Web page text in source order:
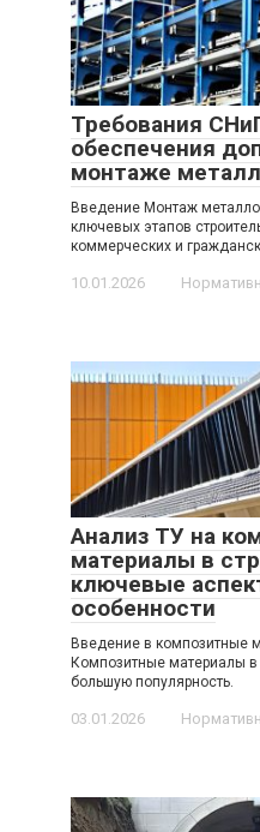
Требования
обеспечения
монтаже
Введение Монтаж
ключевых этапов
коммерческих и
10.01.2026
Анализ ТУ на
материалы в
ключевые
особенности
Введение в композитные
Композитные материалы в
большую популярность.
03.01.2026